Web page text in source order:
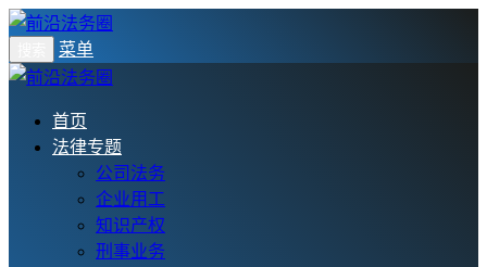
菜单
首页
法律专题
公司法务
企业用工
知识产权
刑事业务